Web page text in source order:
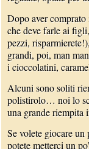
Dopo aver comprato
che deve farle ai
pezzi,
grandi, poi, man
i cioccolatini,
Alcuni sono soliti
polistirolo… noi lo
una grande riempita
Se volete giocare un
potete metterci un